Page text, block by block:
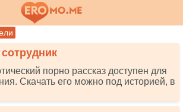
порно рассказ доступен для
Скачать его можно под историей, в